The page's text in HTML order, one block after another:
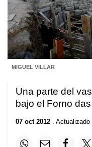
MIGUEL VILLAR
Una parte del
bajo el Forno
07 oct 2012 .